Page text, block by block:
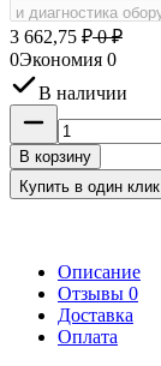
3 662,75 ₽0₽
0Экономия 0
В наличии
В корзину
Купить в один клик
Описание
Отзывы 0
Доставка
Оплата